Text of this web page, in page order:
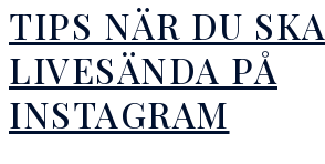
TIPS NÄR DU SKA
LIVESÄNDA PÅ
INSTAGRAM